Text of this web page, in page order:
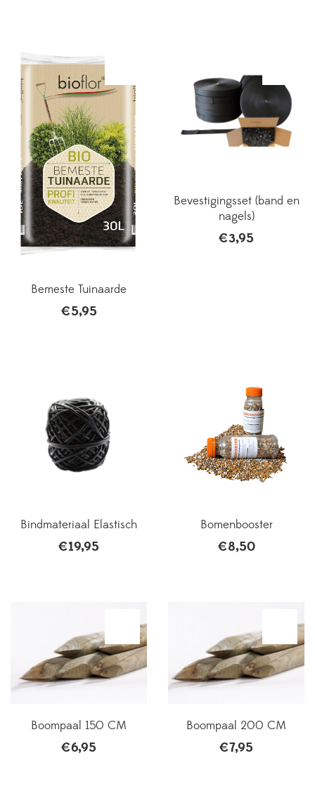
Bemeste Tuinaarde
€5,95
Bevestigingsset (band en
nagels)
€3,95
Bindmateriaal Elastisch
€19,95
Bomenbooster
€8,50
Boompaal 150 CM
€6,95
Boompaal 200 CM
€7,95